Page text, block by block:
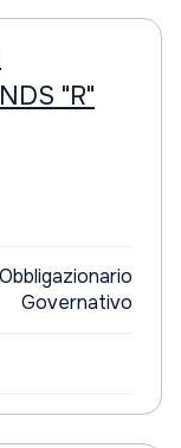
"R"
Obbligazionario
Governativo